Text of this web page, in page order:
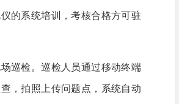
的系统培训，考核合格方可驻
巡检。巡检人员通过移动终端
，拍照上传问题点，系统自动